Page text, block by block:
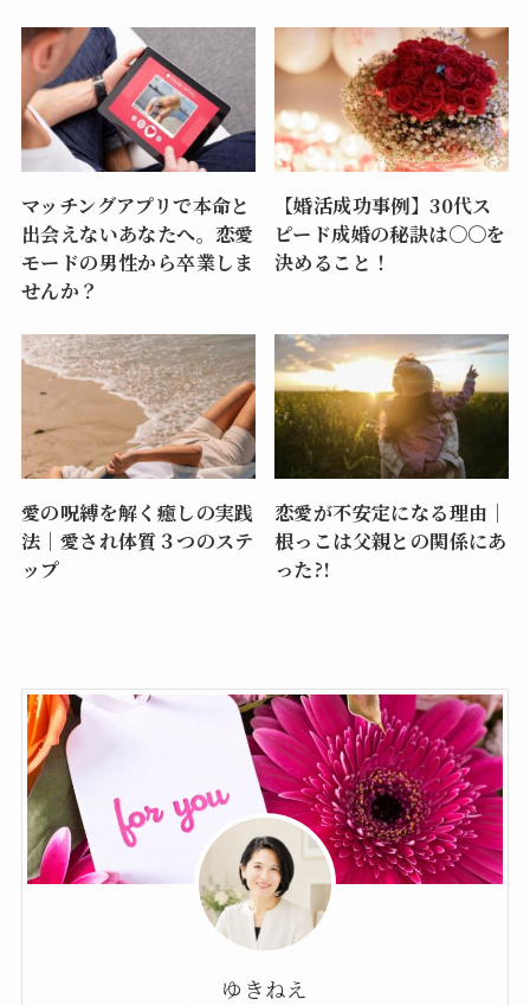
マッチングアプリで本命と
出会えないあなたへ。恋愛
モードの男性から卒業しま
せんか？
【婚活成功事例】30代ス
ピード成婚の秘訣は〇〇を
決めること！
愛の呪縛を解く癒しの実践
法｜愛され体質３つのステ
ップ
恋愛が不安定になる理由｜
根っこは父親との関係にあ
った?!
ゆきねえ